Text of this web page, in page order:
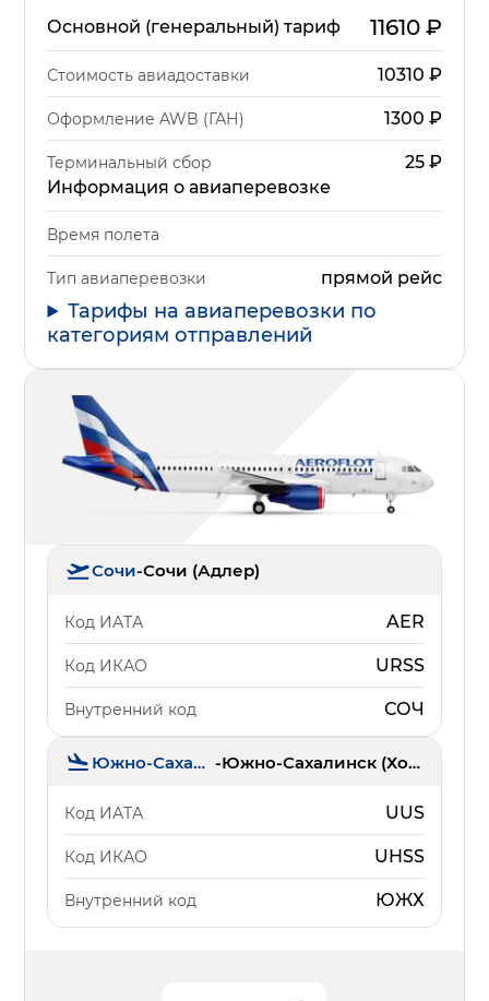
Основной (генеральный) тариф 11610₽
Стоимость авиадоставки 10310 ₽
Оформление AWB (ГАН) 1300 ₽
Терминальный сбор 25₽
Информация о авиаперевозке
Время полета
Тип авиаперевозки прямой рейс
Тарифы на авиаперевозки по
категориям отправлений
Сочи-Сочи (Адлер)
Код ИАТА AER
Код ИКАО URSS
Внутренний код СОЧ
Южно-Сахалинск - Южно-Сахалинск (Хомутово)
Код ИАТА UUS
Код ИКАО UHSS
Внутренний код ЮЖХ